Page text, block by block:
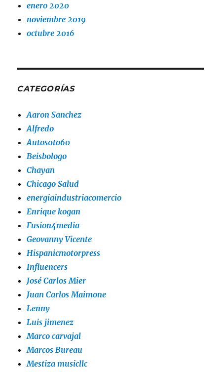
enero 2020
noviembre 2019
octubre 2016
CATEGORÍAS
Aaron Sanchez
Alfredo
Autos0to60
Beisbologo
Chayan
Chicago Salud
energiaindustriacomercio
Enrique kogan
Fusion4media
Geovanny Vicente
Hispanicmotorpress
Influencers
José Carlos Mier
Juan Carlos Maimone
Lenny
Luis jimenez
Marco carvajal
Marcos Bureau
Mestiza musicllc